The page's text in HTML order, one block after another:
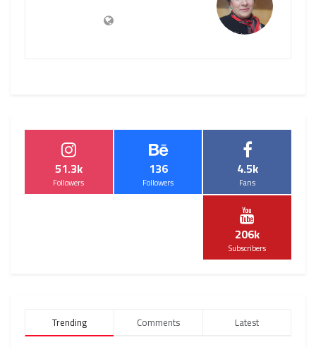
4.5k
Fans
136
Followers
51.3k
Followers
206k
Subscribers
Trending Comments Latest